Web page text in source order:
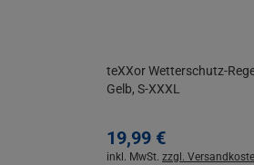
teXXor Wetterschutz-
Gelb, S-XXXL
19,99 €
inkl. MwSt. zzgl.